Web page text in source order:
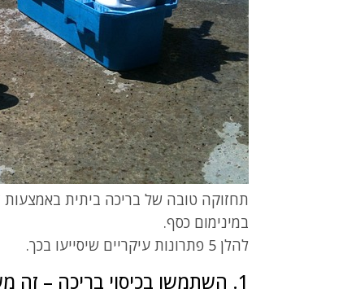
תחזוקה טובה של בריכה ביתית
במינימום כסף.
להלן 5 פתרונות עיקריים שיסייעו בכך.
1. השתמשו בכיסוי בריכה – זה משתלם